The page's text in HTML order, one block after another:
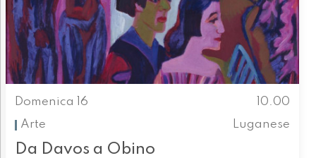
Domenica 16
10.00
Arte
Luganese
Da Davos a Obino